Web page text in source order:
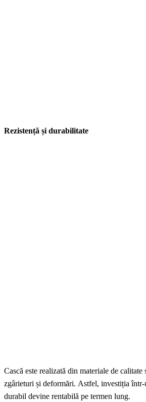
Rezistență și durabilitate
Cască este realizată din materiale de calitate
zgârieturi și deformări. Astfel, investiția într-
durabil devine rentabilă pe termen lung.